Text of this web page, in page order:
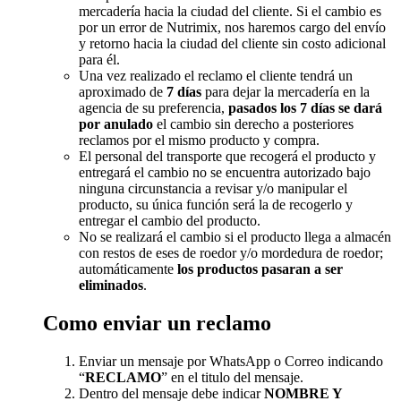
mercadería hacia la ciudad del cliente. Si el cambio es
por un error de Nutrimix, nos haremos cargo del envío
y retorno hacia la ciudad del cliente sin costo adicional
para él.
Una vez realizado el reclamo el cliente tendrá un
aproximado de 7 días para dejar la mercadería en la
agencia de su preferencia, pasados los 7 días se dará
por anulado el cambio sin derecho a posteriores
reclamos por el mismo producto y compra.
El personal del transporte que recogerá el producto y
entregará el cambio no se encuentra autorizado bajo
ninguna circunstancia a revisar y/o manipular el
producto, su única función será la de recogerlo y
entregar el cambio del producto.
No se realizará el cambio si el producto llega a almacén
con restos de eses de roedor y/o mordedura de roedor;
automáticamente los productos pasaran a ser
eliminados.
Como enviar un reclamo
Enviar un mensaje por WhatsApp o Correo indicando
“RECLAMO” en el titulo del mensaje.
Dentro del mensaje debe indicarNOMBRE Y